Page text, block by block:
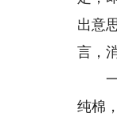
出意
言，
一
纯棉